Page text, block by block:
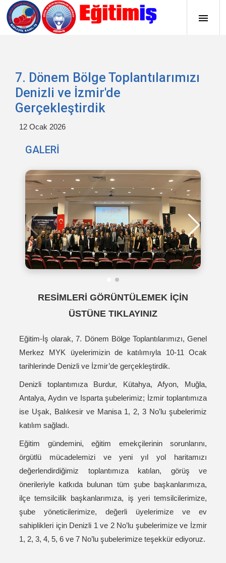
7. Dönem Bölge Toplantılarımızı
Denizli ve İzmir'de
Gerçekleştirdik
12 Ocak 2026
GALERİ
RESİMLERİ GÖRÜNTÜLEMEK İÇİN
ÜSTÜNE TIKLAYINIZ
Eğitim-İş olarak, 7. Dönem Bölge Toplantılarımızı, Genel
Merkez MYK üyelerimizin de katılımıyla 10-11 Ocak
tarihlerinde Denizli ve İzmir’de gerçekleştirdik.
Denizli toplantımıza Burdur, Kütahya, Afyon, Muğla,
Antalya, Aydın ve Isparta şubelerimiz; İzmir toplantımıza
ise Uşak, Balıkesir ve Manisa 1, 2, 3 No’lu şubelerimiz
katılım sağladı.
Eğitim gündemini, eğitim emekçilerinin sorunlarını,
örgütlü mücadelemizi ve yeni yıl yol haritamızı
değerlendirdiğimiz toplantımıza katılan, görüş ve
önerileriyle katkıda bulunan tüm şube başkanlarımıza,
ilçe temsilcilik başkanlarımıza, iş yeri temsilcilerimize,
şube yöneticilerimize, değerli üyelerimize ve ev
sahiplikleri için Denizli 1 ve 2 No’lu şubelerimize ve İzmir
1, 2, 3, 4, 5, 6 ve 7 No’lu şubelerimize teşekkür ediyoruz.